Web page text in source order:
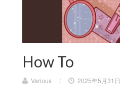
How To
Various / 2025年5月31日